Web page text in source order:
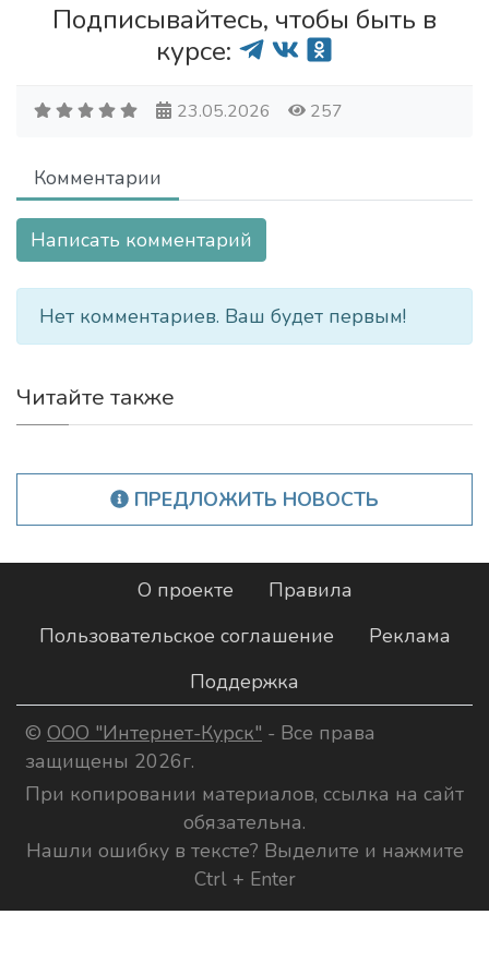
Подписывайтесь, чтобы быть в
курсе:
23.05.2026 257
Комментарии
Написать комментарий
Нет комментариев. Ваш будет первым!
Читайте также
ПРЕДЛОЖИТЬ НОВОСТЬ
О проекте
Правила
Пользовательское соглашение
Реклама
Поддержка
© ООО "Интернет-Курск" - Все права
защищены 2026г.
При копировании материалов, ссылка на сайт
обязательна.
Нашли ошибку в тексте? Выделите и нажмите
Ctrl + Enter